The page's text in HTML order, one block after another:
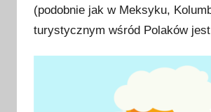
(podobnie jak w Meksyku,
turystycznym wśród Polaków